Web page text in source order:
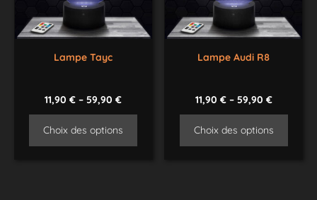
Lampe Tayc
11,90€ –59,90€
Choix des options
Lampe Audi R8
11,90 €– 59,90 €
Choix des options